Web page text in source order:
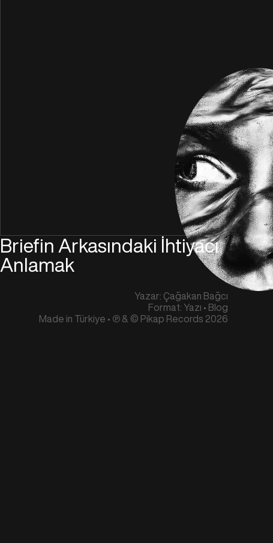
Briefin Arkasındaki İhtiyacı
Anlamak
Yazar: Çağakan Bağcı
Format: Yazı • Blog
Made in Türkiye • ℗ & © Pikap Records 2026